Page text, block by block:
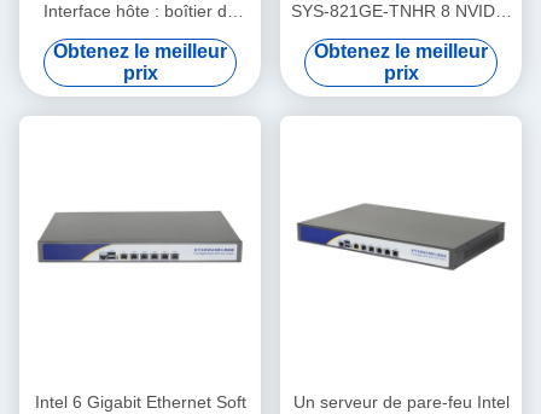
Interface hôte : boîtier de
stockage en réseau (NAS)
Obtenez le meilleur
prix
SYS-821GE-TNHR 8 NVIDIA
H100 GPU Serveur IA
refroidi par air
Obtenez le meilleur
prix
Intel 6 Gigabit Ethernet Soft
Un serveur de pare-feu Intel